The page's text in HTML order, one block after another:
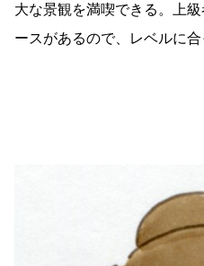
大な景観を満喫できる。上
ースがあるので、レベルに合